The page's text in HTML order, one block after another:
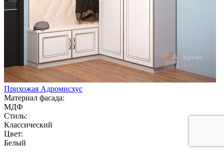
Прихожая Адромисхус
Материал фасада:
МДФ
Стиль:
Классический
Цвет:
Белый